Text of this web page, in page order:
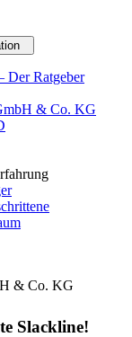
Der Ratgeber
& Co. KG
& Co. KG
Slackline!